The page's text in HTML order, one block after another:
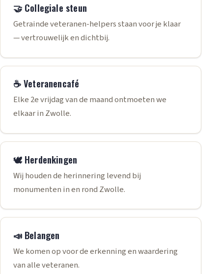
🤝 Collegiale steun
Getrainde veteranen-helpers staan voor je klaar
— vertrouwelijk en dichtbij.
☕ Veteranencafé
Elke 2e vrijdag van de maand ontmoeten we
elkaar in Zwolle.
🕊️ Herdenkingen
Wij houden de herinnering levend bij
monumenten in en rond Zwolle.
📣 Belangen
We komen op voor de erkenning en waardering
van alle veteranen.